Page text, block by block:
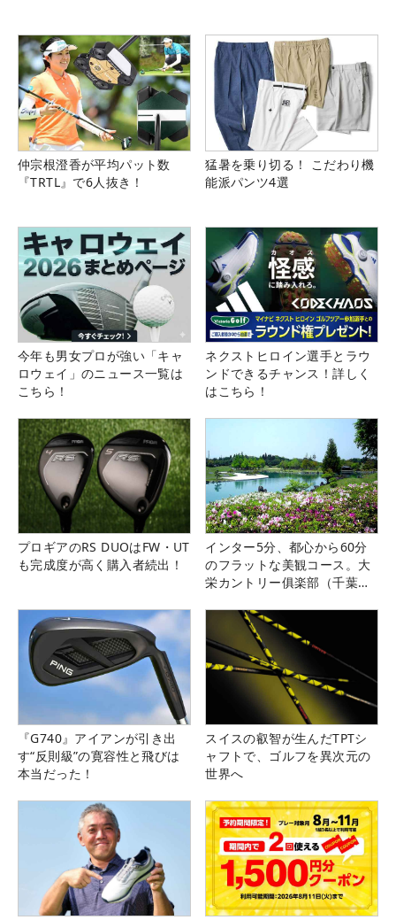
仲宗根澄香が平均パット数
『TRTL』で6人抜き！
猛暑を乗り切る！ こだわり機
能派パンツ4選
今年も男女プロが強い「キャ
ロウェイ」のニュース一覧は
こちら！
ネクストヒロイン選手とラウ
ンドできるチャンス！詳しく
はこちら！
プロギアのRS DUOはFW・UT
も完成度が高く購入者続出！
インター5分、都心から60分
のフラットな美観コース。大
栄カントリー俱楽部（千葉
『G740』アイアンが引き出
す“反則級”の寛容性と飛びは
本当だった！
スイスの叡智が生んだTPTシ
ャフトで、ゴルフを異次元の
世界へ